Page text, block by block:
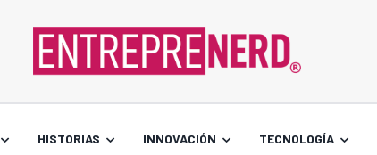
HISTORIAS INNOVACIÓN TECNOLOGÍA